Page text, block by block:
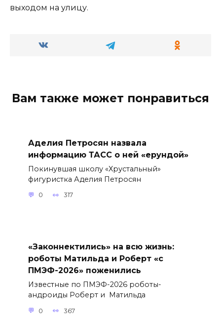
выходом на улицу.
Вам также может понравиться
Аделия Петросян назвала
информацию ТАСС о ней «ерундой»
Покинувшая школу «Хрустальный»
фигуристка Аделия Петросян
0 317
«Законнектились» на всю жизнь:
роботы Матильда и Роберт «с
ПМЭФ-2026» поженились
Известные по ПМЭФ-2026 роботы-
андроиды Роберт и Матильда
0 367